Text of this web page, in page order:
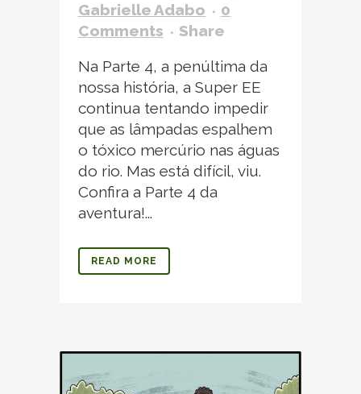
Gabrielle Adabo
0
Comments
Share
Na Parte 4, a penúltima da
nossa história, a Super EE
continua tentando impedir
que as lâmpadas espalhem
o tóxico mercúrio nas águas
do rio. Mas está difícil, viu.
Confira a Parte 4 da
aventura!...
READ MORE